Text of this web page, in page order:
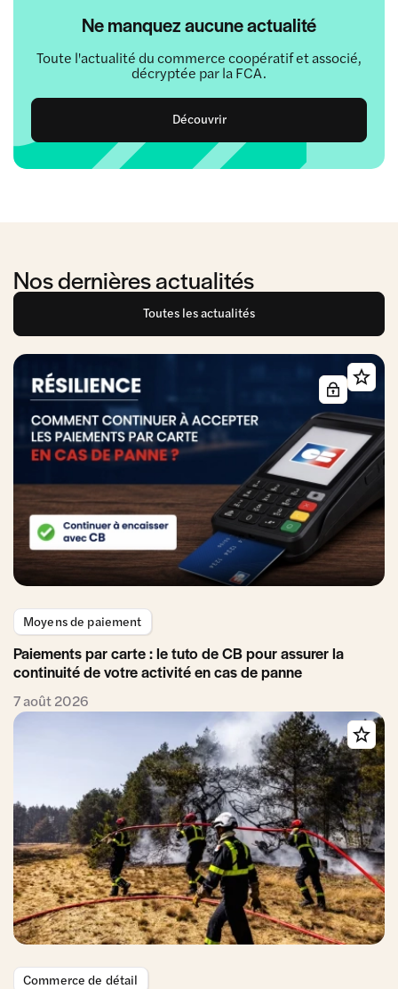
Ne manquez aucune actualité
Toute l'actualité du commerce coopératif et associé,
décryptée par la FCA.
Découvrir
Nos dernières actualités
Toutes les actualités
Moyens de paiement
Paiements par carte : le tuto de CB pour assurer la
continuité de votre activité en cas de panne
7 août 2026
Commerce de détail